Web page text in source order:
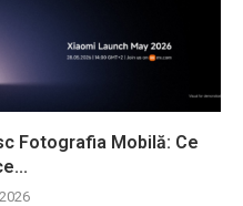
Fotografia Mobilă: Ce